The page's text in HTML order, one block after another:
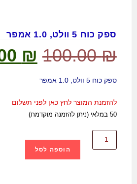
ספק כוח 5 וולט, 1.0 אמפר
100.00₪
₪
ספק כוח 5 וולט, 1.0 אמפר
להזמנת המוצר לחץ כאן לפני תשלום
50 במלאי (ניתן להזמנה מוקדמת)
הוספה לסל